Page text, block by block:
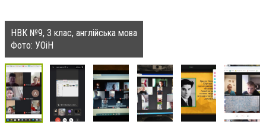
НВК №9, 3 клас, англійська мова
Фото: УОіН